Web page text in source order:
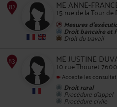
82
ME ANNE-
15 rue de la Tour
Mesures
Droit bancaire et
Droit du travail
ME JUSTINE
10 rue Thouret
Accepte les
Droit rural
Procédure d'appel
Procédure civile